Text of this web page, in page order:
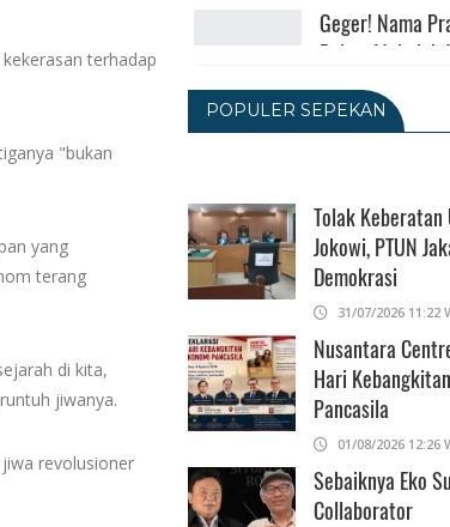
terhadap
"bukan
yang
terang
di kita,
jiwanya.
revolusioner
Geger! Nama
Dalam Makalah
Nobel Perdamaian
05/08/2026
Rp15.000
05/08/2026
BPS Klaim
Indonesia Pada
7,22 Juta Orang
05/08/2026
POPULER SEPEKAN
Tolak Keberatan
Jokowi, PTUN
Demokrasi
31/07/2026 11:22
Nusantara
Hari
Pancasila
01/08/2026 12:26
Sebaiknya Eko
Collaborator